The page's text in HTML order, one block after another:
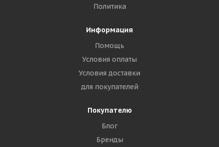
Политика
Информация
Помощь
Условия оплаты
Условия доставки
для покупателей
Покупателю
Блог
Бренды